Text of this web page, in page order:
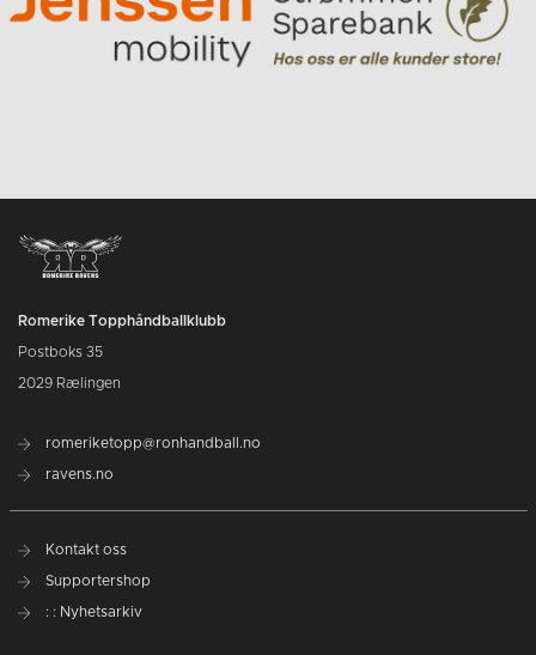
Romerike Topphåndballklubb
Postboks 35
2029 Rælingen
romeriketopp@ronhandball.no
ravens.no
Kontakt oss
Supportershop
: : Nyhetsarkiv